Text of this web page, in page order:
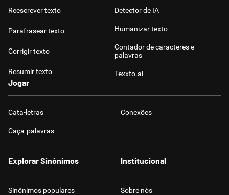
Reescrever texto
Parafrasear texto
Corrigir texto
Resumir texto
Detector de IA
Humanizar texto
Contador de caracteres e
palavras
Texxto.ai
Jogar
Cata-letras Conexões
Caça-palavras
Explorar Sinônimos
Sinônimos populares
Institucional
Sobre nós